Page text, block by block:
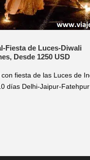
Fiesta de Luces-Diwali
Desde 1250 USD
fiesta de las Luces de
días Delhi-Jaipur-